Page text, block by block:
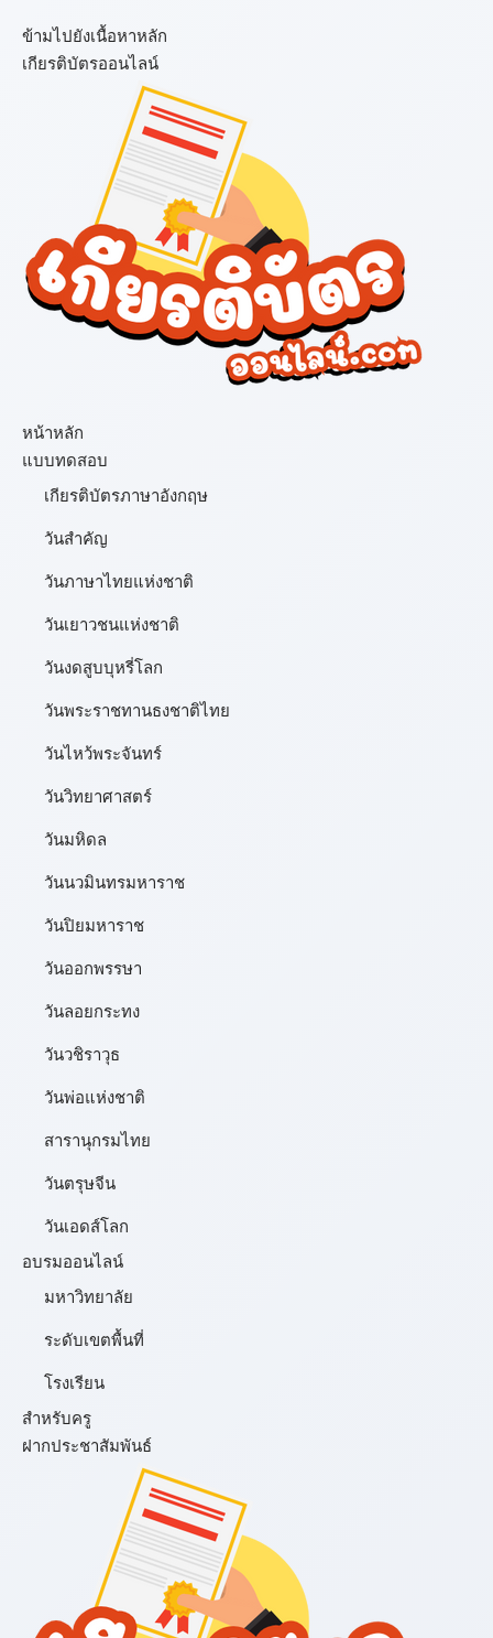
ข้ามไปยังเนื้อหาหลัก
เกียรติบัตรออนไลน์
หน้าหลัก
แบบทดสอบ
เกียรติบัตรภาษาอังกฤษ
วันสำคัญ
วันภาษาไทยแห่งชาติ
วันเยาวชนแห่งชาติ
วันงดสูบบุหรี่โลก
วันพระราชทานธงชาติไทย
วันไหว้พระจันทร์​
วันวิทยาศาสตร์
วันมหิดล
วันนวมินทรมหาราช
วันปิยมหาราช
วันออกพรรษา
วันลอยกระทง
วันวชิราวุธ
วันพ่อแห่งชาติ
สารานุกรมไทย
วันตรุษจีน
วันเอดส์โลก
อบรมออนไลน์
มหาวิทยาลัย
ระดับเขตพื้นที่
โรงเรียน
สำหรับครู
ฝากประชาสัมพันธ์